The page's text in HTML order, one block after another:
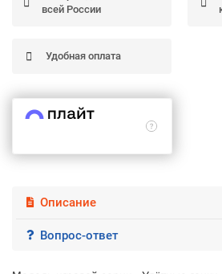
всей России
Удобная оплата
Описание
Вопрос-ответ
недель
Остались